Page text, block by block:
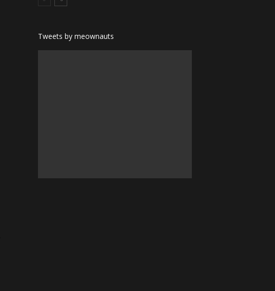
Tweets by meownauts